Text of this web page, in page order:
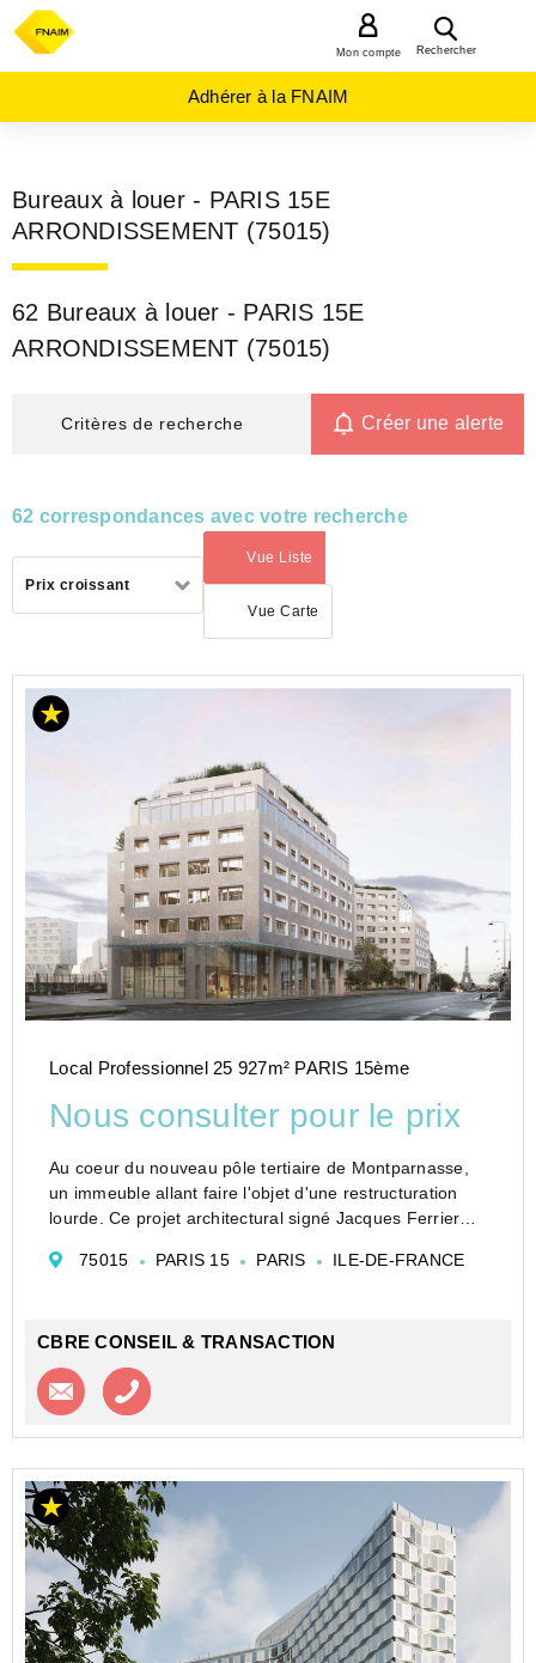
Rechercher
Mon compte
Adhérer à la FNAIM
Bureaux à louer - PARIS 15E
ARRONDISSEMENT (75015)
62 Bureaux à louer - PARIS 15E
ARRONDISSEMENT (75015)
Critères de recherche Créer une alerte
62 correspondances avec votre recherche
Prix croissant
Vue Liste
(activé)
Vue Carte
LOCATION
BUREAU
ARRONDISSEMENT
(75015)
Local Professionnel 25 927m² PARIS 15ème
Nous consulter pour le prix
Au coeur du nouveau pôle tertiaire de Montparnasse,
un immeuble allant faire l'objet d'une restructuration
lourde. Ce projet architectural signé Jacques Ferrier
façade avec faille, la création d&#...
75015 PARIS 15 PARIS ILE-DE-FRANCE
CBRE CONSEIL & TRANSACTION
Contacter l'agence